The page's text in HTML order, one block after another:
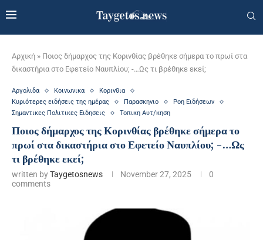
Αρχική » Ποιος δήμαρχος της Κορινθίας βρέθηκε σήμερα το πρωί στα
δικαστήρια στο Εφετείο Ναυπλίου; -…Ως τι βρέθηκε εκεί;
Αργολιδα Κοινωνικα
Κορινθια
Κυριότερες ειδήσεις της ημέρας
Παρασκηνιο
Ροη Ειδήσεων
Σημαντικες Πολιτικες Ειδησεις
Τοπικη Αυτ/κηση
Ποιος δήμαρχος της Κορινθίας βρέθηκε σήμερα το
πρωί στα δικαστήρια στο Εφετείο Ναυπλίου; -…Ως
τι βρέθηκε εκεί;
written byTaygetosnews November 27, 2025
0
comments